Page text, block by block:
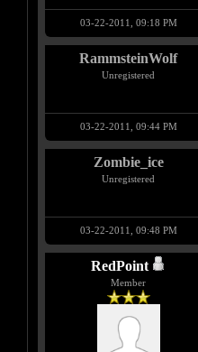
03-22-2011, 09:18 PM
RammsteinWolf
Unregistered
03-22-2011, 09:44 PM
Zombie_ice
Unregistered
03-22-2011, 09:48 PM
RedPoint
Member